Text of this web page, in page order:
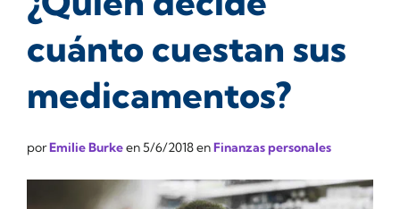
cuánto cuestan sus
medicamentos?
porEmilie Burkeen5/6/2018enFinanzas personales